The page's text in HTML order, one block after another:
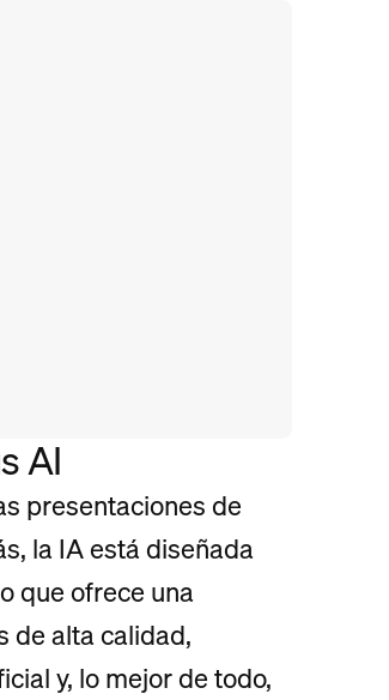
AI
presentaciones de
la IA está diseñada
que ofrece una
de alta calidad,
y, lo mejor de todo,